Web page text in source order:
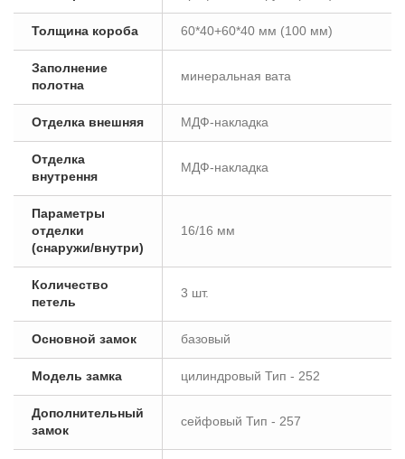
Толщина короба 60*40+60*40 мм (100 мм)
Заполнение
полотна
минеральная вата
Отделка внешняя МДФ-накладка
Отделка
внутрення
МДФ-накладка
Параметры
отделки
(снаружи/внутри)
16/16 мм
Количество
петель
3 шт.
Основной замок базовый
Модель замка цилиндровый Тип - 252
Дополнительный
замок
сейфовый Тип - 257